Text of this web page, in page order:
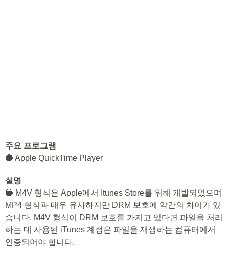
주요 프로그램
🔵 Apple QuickTime Player
설명
🔵 M4V 형식은 Apple에서 Itunes Store를 위해 개발되었으며
MP4 형식과 매우 유사하지만 DRM 보호에 약간의 차이가 있
습니다. M4V 형식이 DRM 보호를 가지고 있다면 파일을 처리
하는 데 사용된 iTunes 계정은 파일을 재생하는 컴퓨터에서
인증되어야 합니다.